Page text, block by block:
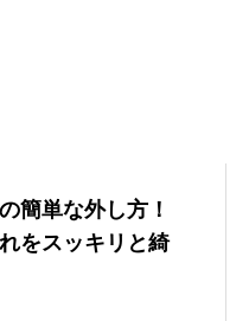
簡単な外し方！
をスッキリと綺